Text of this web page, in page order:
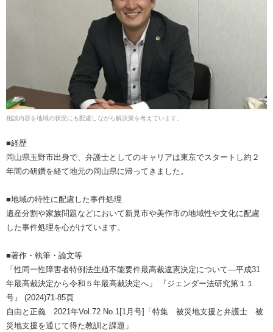
相談内容を地域の状況にも配慮しながら解決策を考えています。
■経歴
岡山県玉野市出身で、弁護士としてのキャリアは東京でスタートし約２
年間の研鑽を経て地元の岡山県に帰ってきました。
■地域の特性に配慮した事件処理
遺産分割や家族問題などにおいて新見市や美作市の地域性や文化に配慮
した事件処理を心がけています。
■著作・執筆・論文等
「性同一性障害者特例法生殖不能要件最高裁違憲決定について―平成31
年最高裁決定から令和５年最高裁決定へ」 『ジェンダー法研究第１１
号』 (2024)71-85頁
自由と正義 2021年Vol.72 No.1[1月号]「特集 被災地支援と弁護士 被
災地支援を通じて得た教訓と課題」